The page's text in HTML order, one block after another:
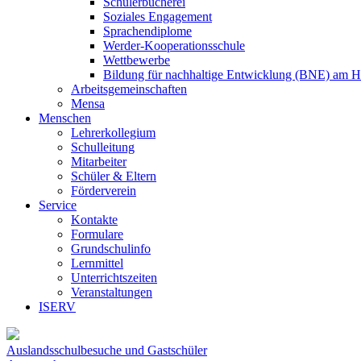
Soziales Engagement
Sprachendiplome
Werder-Kooperationsschule
Wettbewerbe
Bildung für nachhaltige Entwicklung (BNE) am
Arbeitsgemeinschaften
Mensa
Menschen
Lehrerkollegium
Schulleitung
Mitarbeiter
Schüler & Eltern
Förderverein
Service
Kontakte
Formulare
Grundschulinfo
Lernmittel
Unterrichtszeiten
Veranstaltungen
ISERV
Auslandsschulbesuche und Gastschüler